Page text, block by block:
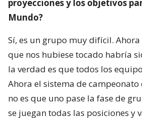
proyecciones y los objetivos
Mundo?
Sí, es un grupo muy difícil.
que nos hubiese tocado habría
la verdad es que todos los
Ahora el sistema de campeonato
no es que uno pase la fase de
se juegan todas las posiciones y